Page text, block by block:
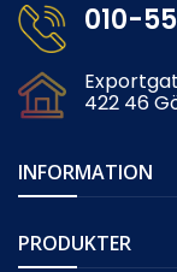
010-
422 46
INFORMATION
PRODUKTER